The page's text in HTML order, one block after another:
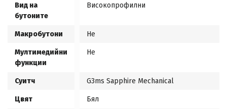
Вид на
бутоните
Високопрофилни
Макробутони Не
Мултимедийни
функции
Не
Суитч G3ms Sapphire Mechanical
Цвят Бял